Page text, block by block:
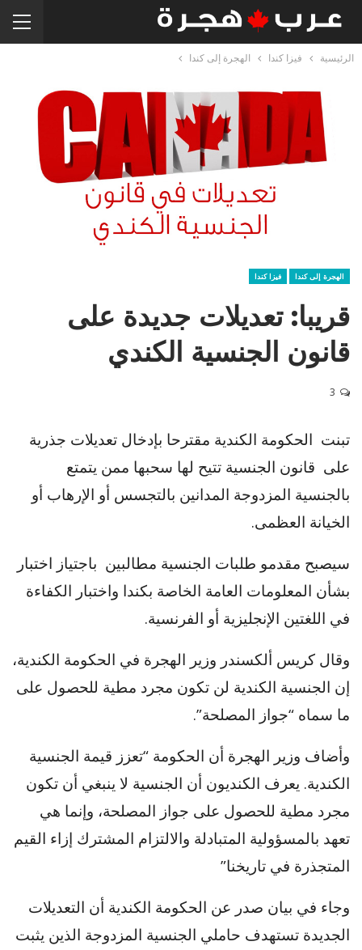
الرئيسية فيزا كندا الهجرة إلى كندا
الهجرة إلى كندا فيزا كندا
قريبا: تعديلات جديدة على
قانون الجنسية الكندي
تبنت الحكومة الكندية مقترحا بإدخال تعديلات جذرية
على قانون الجنسية تتيح لها سحبها ممن يتمتع
بالجنسية المزدوجة المدانين بالتجسس أو الإرهاب أو
الخيانة العظمى.
سيصبح مقدمو طلبات الجنسية مطالبين باجتياز اختبار
بشأن المعلومات العامة الخاصة بكندا واختبار الكفاءة
في اللغتين الإنجليزية أو الفرنسية.
وقال كريس ألكسندر وزير الهجرة في الحكومة الكندية،
إن الجنسية الكندية لن تكون مجرد مطية للحصول على
ما سماه “جواز المصلحة”.
وأضاف وزير الهجرة أن الحكومة “تعزز قيمة الجنسية
الكندية. يعرف الكنديون أن الجنسية لا ينبغي أن تكون
مجرد مطية للحصول على جواز المصلحة، وإنما هي
تعهد بالمسؤولية المتبادلة والالتزام المشترك إزاء القيم
المتجذرة في تاريخنا”
وجاء في بيان صدر عن الحكومة الكندية أن التعديلات
الجديدة تستهدف حاملي الجنسية المزدوجة الذين يثبت